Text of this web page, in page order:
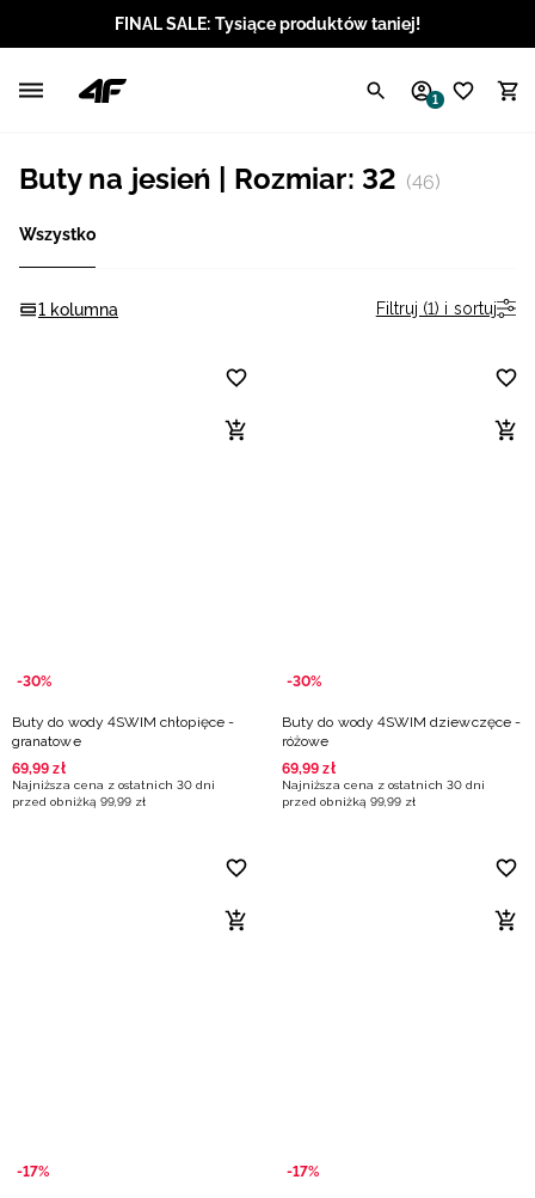
FINAL SALE: Tysiące produktów taniej!
1
Buty na jesień | Rozmiar: 32 (46)
Wszystko
1 kolumna Filtruj (1) i sortuj
-30%
Buty do wody 4SWIM chłopięce -
granatowe
69,99 zł
Najniższa cena z ostatnich 30 dni
przed obniżką 99,99 zł
-30%
Buty do wody 4SWIM dziewczęce -
różowe
69,99 zł
Najniższa cena z ostatnich 30 dni
przed obniżką 99,99 zł
-17% -17%
Angielski / USD
Chorwacki / EUR
Słowacki / EUR
Ukraiński / UAH